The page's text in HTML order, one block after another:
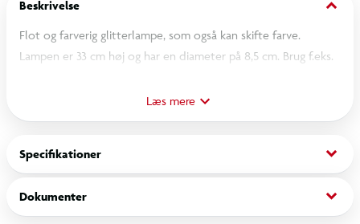
Beskrivelse keyboard_arrow_down
Flot og farverig glitterlampe, som også kan skifte farve.
Lampen er 33 cm høj og har en diameter på 8,5 cm. Brug f.eks.
belysning eller som en alternativ natlampe.
Læs mere
Specifikationer keyboard_arrow_down
Dokumenter keyboard_arrow_down